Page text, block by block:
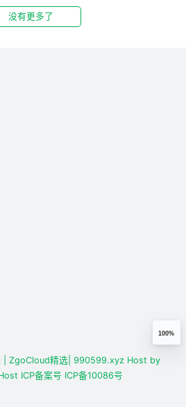
没有更多了
100%
| ZgoCloud精选| 990599.xyzHost by
ICP备案号 ICP备10086号